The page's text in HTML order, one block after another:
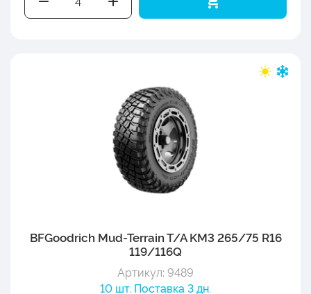
BFGoodrich Mud-Terrain T/A KM3 265/75 R16
119/116Q
Артикул: 9489
10 шт. Поставка 3 дн.